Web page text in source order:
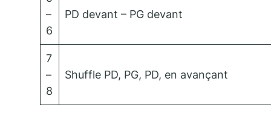
–
6
PD devant – PG devant
7
–
8
Shuffle PD, PG, PD, en avançant